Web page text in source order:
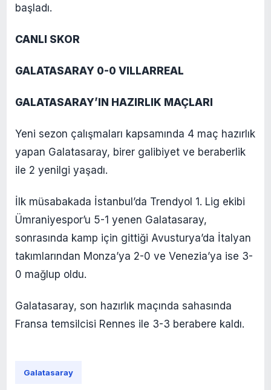
başladı.
CANLI SKOR
GALATASARAY 0-0 VILLARREAL
GALATASARAY’IN HAZIRLIK MAÇLARI
Yeni sezon çalışmaları kapsamında 4 maç hazırlık
yapan Galatasaray, birer galibiyet ve beraberlik
ile 2 yenilgi yaşadı.
İlk müsabakada İstanbul’da Trendyol 1. Lig ekibi
Ümraniyespor’u 5-1 yenen Galatasaray,
sonrasında kamp için gittiği Avusturya’da İtalyan
takımlarından Monza’ya 2-0 ve Venezia’ya ise 3-
0 mağlup oldu.
Galatasaray, son hazırlık maçında sahasında
Fransa temsilcisi Rennes ile 3-3 berabere kaldı.
Galatasaray